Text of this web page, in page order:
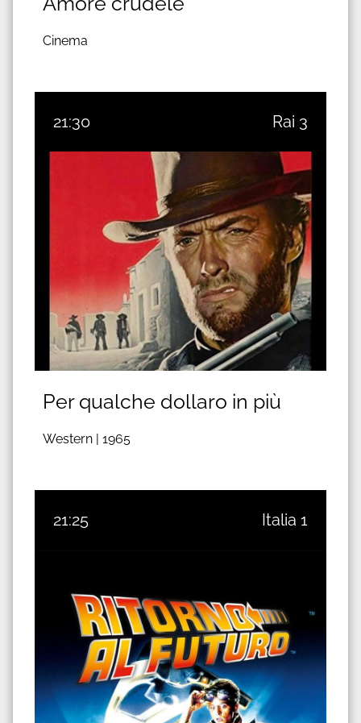
Cinema
21:30 Rai 3
Per qualche dollaro in più
Western | 1965
21:25 Italia 1